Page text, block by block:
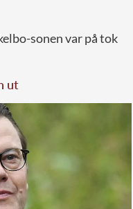
sonen var på tok
ut